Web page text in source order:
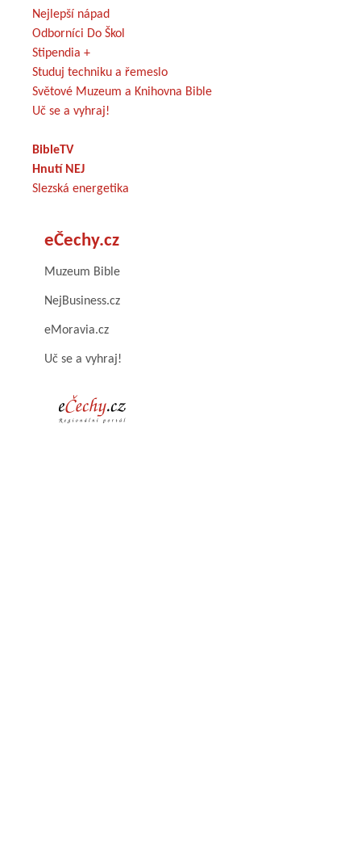
Nejlepší nápad
Odborníci Do Škol
Stipendia +
Studuj techniku a řemeslo
Světové Muzeum a Knihovna Bible
Uč se a vyhraj!
BibleTV
Hnutí NEJ
Slezská energetika
eČechy.cz
Muzeum Bible
NejBusiness.cz
eMoravia.cz
Uč se a vyhraj!